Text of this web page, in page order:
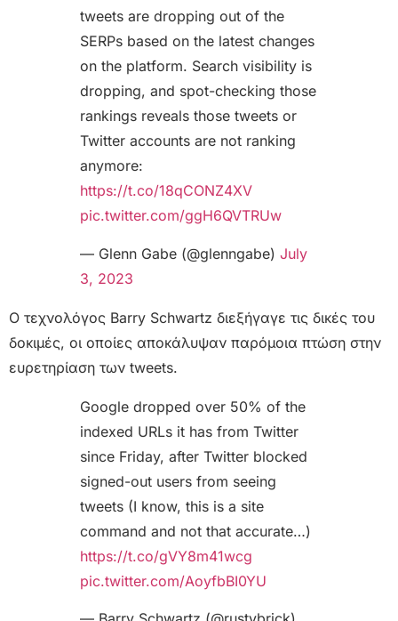
tweets are dropping out of the
SERPs based on the latest changes
on the platform. Search visibility is
dropping, and spot-checking those
rankings reveals those tweets or
Twitter accounts are not ranking
anymore:
https://t.co/18qCONZ4XV
pic.twitter.com/ggH6QVTRUw
— Glenn Gabe (@glenngabe) July
3, 2023
Ο τεχνολόγος Barry Schwartz διεξήγαγε τις δικές του
δοκιμές, οι οποίες αποκάλυψαν παρόμοια πτώση στην
ευρετηρίαση των tweets.
Google dropped over 50% of the
indexed URLs it has from Twitter
since Friday, after Twitter blocked
signed-out users from seeing
tweets (I know, this is a site
command and not that accurate…)
https://t.co/gVY8m41wcg
pic.twitter.com/AoyfbBI0YU